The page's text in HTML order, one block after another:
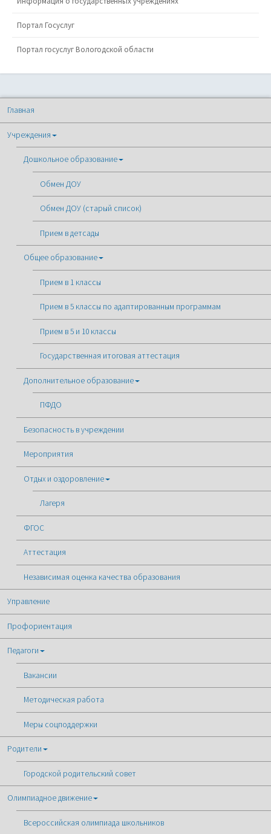
Портал Госуслуг
Портал госуслуг Вологодской области
Главная
Учреждения
Дошкольное образование
Обмен ДОУ
Обмен ДОУ (старый список)
Прием в детсады
Общее образование
Прием в 1 классы
Прием в 5 классы по адаптированным программам
Прием в 5 и 10 классы
Государственная итоговая аттестация
Дополнительное образование
ПФДО
Безопасность в учреждении
Мероприятия
Отдых и оздоровление
Лагеря
ФГОС
Аттестация
Независимая оценка качества образования
Управление
Профориентация
Педагоги
Вакансии
Методическая работа
Меры соцподдержки
Родители
Городской родительский совет
Олимпиадное движение
Всероссийская олимпиада школьников